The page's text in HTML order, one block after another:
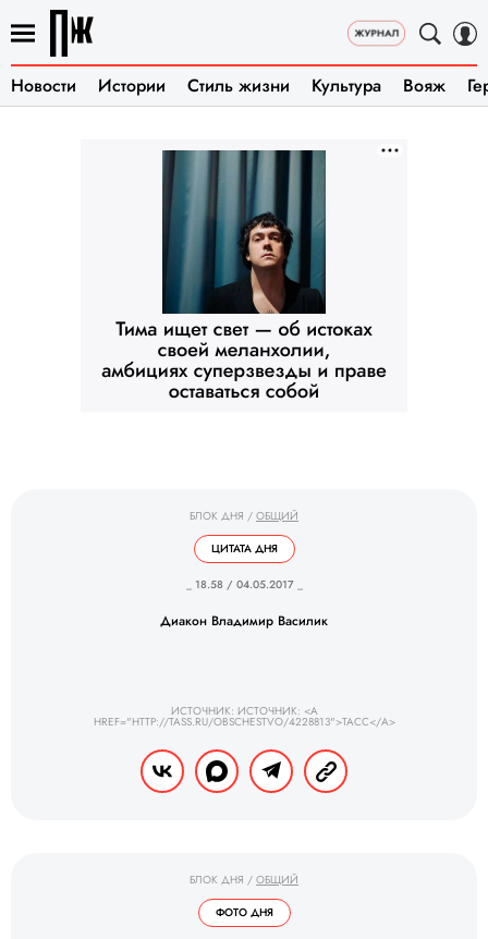
Новости Истории Стиль жизни Культура Вояж
БЛОК ДНЯ / ОБЩИЙ
ЦИТАТА ДНЯ
_ 18.58 / 04.05.2017 _
Диакон Владимир Василик
ИСТОЧНИК: ИСТОЧНИК: <A
HREF="HTTP://TASS.RU/OBSCHESTVO/4228813">ТАСС</A>
БЛОК ДНЯ / ОБЩИЙ
ФОТО ДНЯ